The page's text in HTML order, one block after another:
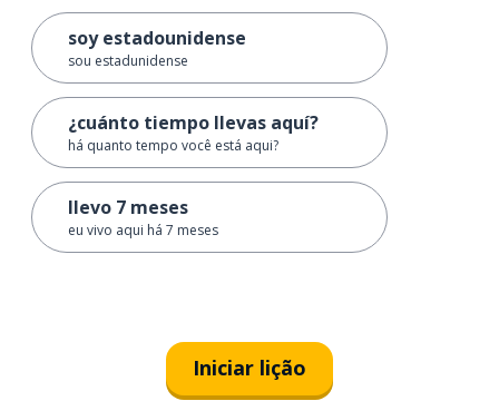
soy estadounidense
sou estadunidense
¿cuánto tiempo llevas aquí?
há quanto tempo você está aqui?
llevo 7 meses
eu vivo aqui há 7 meses
Iniciar lição